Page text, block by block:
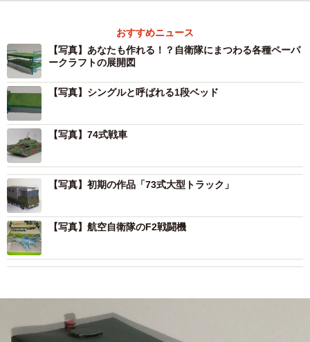
おすすめニュース
【写真】あなたも作れる！？自衛隊にまつわる各種ペーパ
ークラフトの展開図
【写真】シングルと呼ばれる1段ベッド
【写真】74式戦車
【写真】初期の作品「73式大型トラック」
【写真】航空自衛隊のF2戦闘機